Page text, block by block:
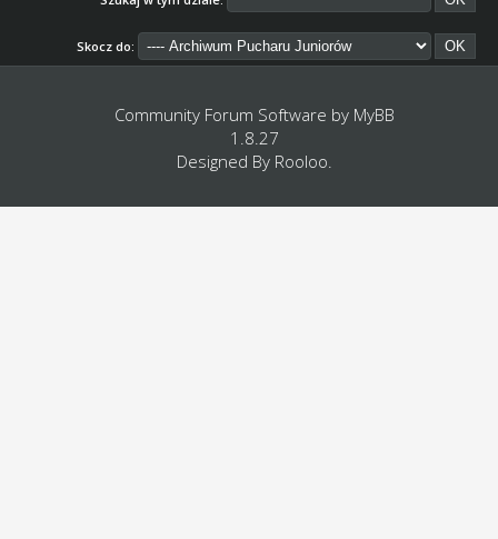
Skocz do:
Community Forum Software by MyBB
1.8.27
Designed By Rooloo.